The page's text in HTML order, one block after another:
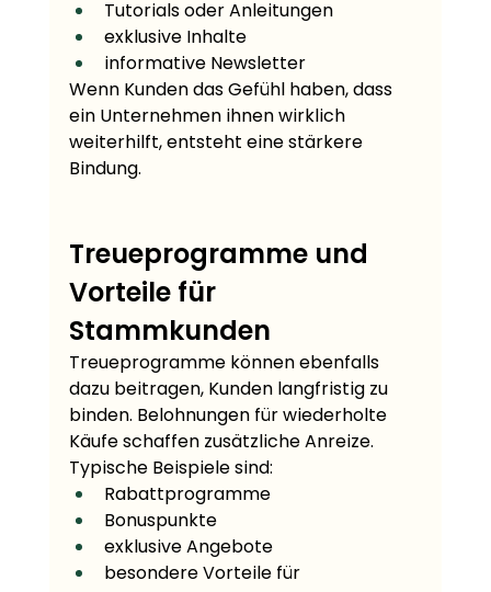
Tutorials oder Anleitungen
exklusive Inhalte
informative Newsletter
Wenn Kunden das Gefühl haben, dass
ein Unternehmen ihnen wirklich
weiterhilft, entsteht eine stärkere
Bindung.
Treueprogramme und
Vorteile für
Stammkunden
Treueprogramme können ebenfalls
dazu beitragen, Kunden langfristig zu
binden. Belohnungen für wiederholte
Käufe schaffen zusätzliche Anreize.
Typische Beispiele sind:
Rabattprogramme
Bonuspunkte
exklusive Angebote
besondere Vorteile für